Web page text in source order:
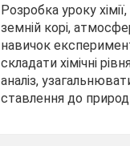
Розробка уроку
земній корі,
навичок
складати хімічні
аналіз,
ставлення до